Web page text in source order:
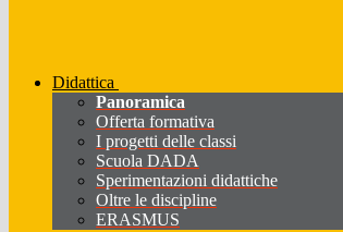
Didattica
Panoramica
Offerta formativa
I progetti delle classi
Scuola DADA
Sperimentazioni didattiche
Oltre le discipline
ERASMUS